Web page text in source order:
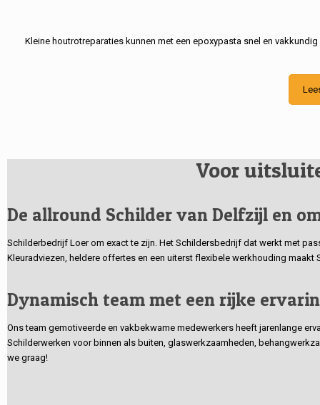
Kleine houtrotreparaties kunnen met een epoxypasta snel en
Voor
De allround Schilder van Delfzijl en
Schilderbedrijf Loer om exact te zijn. Het Schildersbedrijf dat werkt met
Kleuradviezen, heldere offertes en een uiterst flexibele werkhouding
Dynamisch team met een rijke
Ons team gemotiveerde en vakbekwame medewerkers heeft jarenlange
Schilderwerken voor binnen als buiten, glaswerkzaamheden,
we graag!